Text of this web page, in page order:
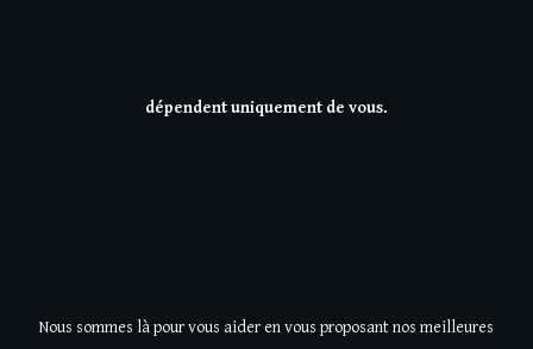
dépendent uniquement de vous.
Nous sommes là pour vous aider en vous proposant nos meilleures